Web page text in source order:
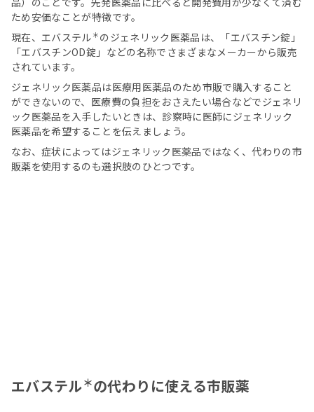
ため安価なことが特徴です。
現在、エバステル ＊ のジェネリック医薬品は、「エバスチン錠」
「エバスチンOD錠」などの名称でさまざまなメーカーから販売
されています。
ジェネリック医薬品は医療用医薬品のため市販で購入すること
ができないので、医療費の負担をおさえたい場合などでジェネリ
ック医薬品を入手したいときは、診察時に医師にジェネリック
医薬品を希望することを伝えましょう。
なお、症状によってはジェネリック医薬品ではなく、代わりの市
販薬を使用するのも選択肢のひとつです。
エバステル＊の代わりに使える市販薬